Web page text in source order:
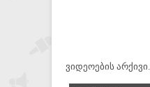
ვიდეოების არქივი...